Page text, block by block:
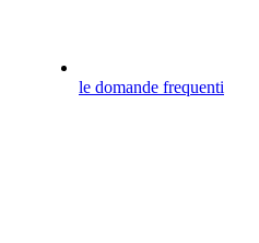
le domande frequenti